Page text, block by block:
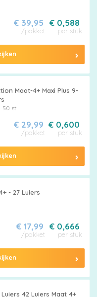
€ 0,588
per stuk
€ 39,95
/pakket
Maat-4+ Maxi Plus 9-
50 st
€ 0,600
per stuk
€ 29,99
/pakket
- 27 Luiers
€ 0,666
per stuk
€ 17,99
/pakket
42 Luiers Maat 4+